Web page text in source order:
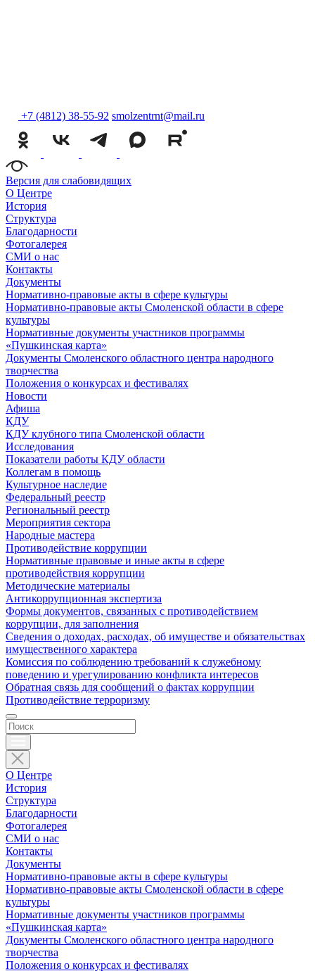
+7 (4812) 38-55-92 smolzentrnt@mail.ru
Версия для слабовидящих
О Центре
История
Структура
Благодарности
Фотогалерея
СМИ о нас
Контакты
Документы
Нормативно-правовые акты в сфере культуры
Нормативно-правовые акты Смоленской области в сфере
культуры
Нормативные документы участников программы
«Пушкинская карта»
Документы Смоленского областного центра народного
творчества
Положения о конкурсах и фестивалях
Новости
Афиша
КДУ
КДУ клубного типа Смоленской области
Исследования
Показатели работы КДУ области
Коллегам в помощь
Культурное наследие
Федеральный реестр
Региональный реестр
Мероприятия сектора
Народные мастера
Противодействие коррупции
Нормативные правовые и иные акты в сфере
противодействия коррупции
Методические материалы
Антикоррупционная экспертиза
Формы документов, связанных с противодействием
коррупции, для заполнения
Сведения о доходах, расходах, об имуществе и обязательствах
имущественного характера
Комиссия по соблюдению требований к служебному
поведению и урегулированию конфликта интересов
Обратная связь для сообщений о фактах коррупции
Противодействие терроризму
О Центре
История
Структура
Благодарности
Фотогалерея
СМИ о нас
Контакты
Документы
Нормативно-правовые акты в сфере культуры
Нормативно-правовые акты Смоленской области в сфере
культуры
Нормативные документы участников программы
«Пушкинская карта»
Документы Смоленского областного центра народного
творчества
Положения о конкурсах и фестивалях